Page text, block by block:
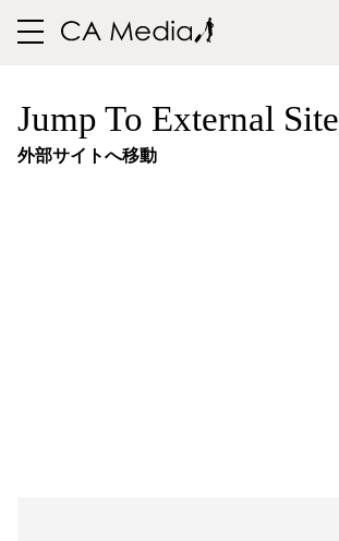
toggle
Jump To External Site
外部サイトへ移動